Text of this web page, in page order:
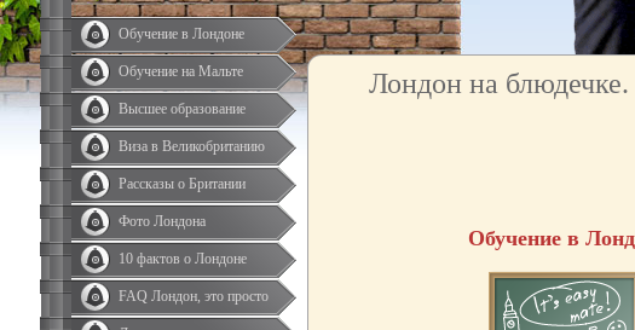
Обучение в Лондоне
Обучение на Мальте
Высшее образование
Виза в Великобританию
Рассказы о Британии
Фото Лондона
10 фактов о Лондоне
FAQ Лондон, это просто
Лондон на блюдечке.
Обучение в